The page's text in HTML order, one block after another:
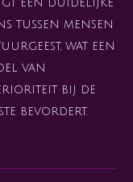
tussen mensen
wat een
van
bij de
bevordert.